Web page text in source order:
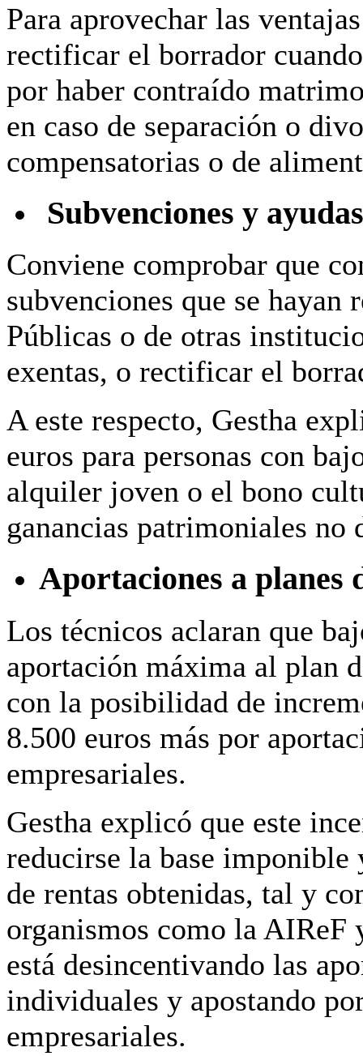
Para aprovechar las
rectificar el borrador
por haber contraído
en caso de separación o
compensatorias o de
Subvenciones y
Conviene comprobar que
subvenciones que se
Públicas o de otras
exentas, o rectificar el
A este respecto, Gestha
euros para personas con
alquiler joven o el bono
ganancias patrimoniales no
Aportaciones a planes
Los técnicos aclaran que
aportación máxima al plan
con la posibilidad de
8.500 euros más por
empresariales.
Gestha explicó que este
reducirse la base
de rentas obtenidas, tal y
organismos como la
está desincentivando las
individuales y apostando
empresariales.